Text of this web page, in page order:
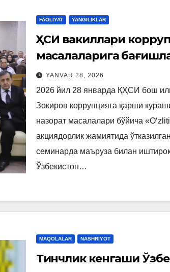
FAOLIYAT YANGILIKLAR
ҚҲСИ вакиллари
масалаларига
семинарда иштирок
YANVAR 28, 2026
2026 йил 28 январда ҚҲСИ бош
Зокиров коррупцияга қарши
назорат масалалари бўйича
акциядорлик жамиятида
семинарда маъруза билан
Ўзбекистон…
MAQOLALAR NASHRIYOT
Тинчлик кенгаши